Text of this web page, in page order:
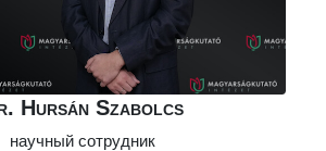
Hursán Szabolcs
научный сотрудник